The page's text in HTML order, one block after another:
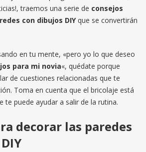
traemos una serie de consejos
con dibujos DIYque se convertirán
en tu mente, «pero yo lo que deseo
para mi novia«, quédate porque
de cuestiones relacionadas que te
Toma en cuenta que el bricolaje está
te puede ayudar a salir de la rutina.
decorar las paredes